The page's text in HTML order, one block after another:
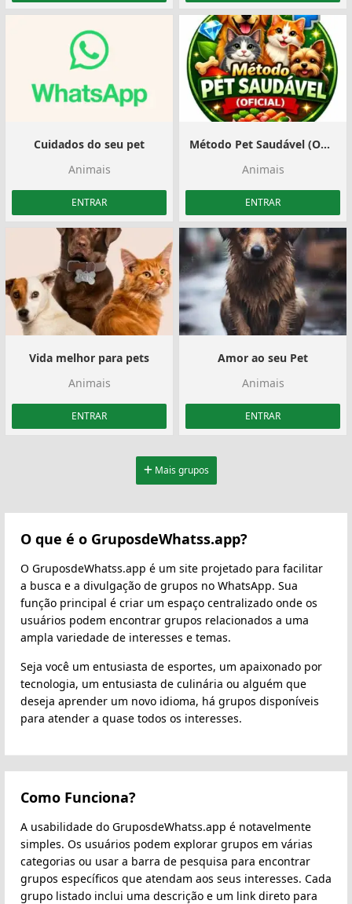
Cuidados do seu pet
Animais
ENTRAR
Método Pet Saudável (Oficial)
Animais
ENTRAR
Vida melhor para pets
Animais
ENTRAR
Amor ao seu Pet
Animais
ENTRAR
Mais grupos
O que é o GruposdeWhatss.app?
O GruposdeWhatss.app é um site projetado para facilitar
a busca e a divulgação de grupos no WhatsApp. Sua
função principal é criar um espaço centralizado onde os
usuários podem encontrar grupos relacionados a uma
ampla variedade de interesses e temas.
Seja você um entusiasta de esportes, um apaixonado por
tecnologia, um entusiasta de culinária ou alguém que
deseja aprender um novo idioma, há grupos disponíveis
para atender a quase todos os interesses.
Como Funciona?
A usabilidade do GruposdeWhatss.app é notavelmente
simples. Os usuários podem explorar grupos em várias
categorias ou usar a barra de pesquisa para encontrar
grupos específicos que atendam aos seus interesses. Cada
grupo listado inclui uma descrição e um link direto para